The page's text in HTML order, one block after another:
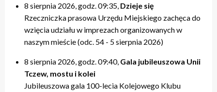
8 sierpnia 2026, godz. 09:35, Dzieje się
Rzeczniczka prasowa Urzędu Miejskiego zachęca do
wzięcia udziału w imprezach organizowanych w
naszym mieście (odc. 54 - 5 sierpnia 2026)
8 sierpnia 2026, godz. 09:40, Gala jubileuszowa Unii
Tczew, mostu i kolei
Jubileuszowa gala 100-lecia Kolejowego Klubu